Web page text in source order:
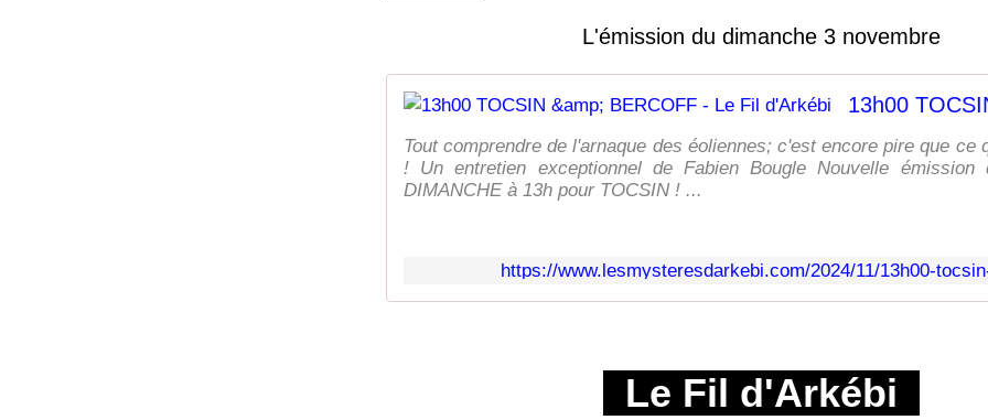
L'émission du dimanche 3 novembre
Tout comprendre de l'arnaque des éoliennes; c'est encore pire que ce
! Un entretien exceptionnel de Fabien Bougle Nouvelle émission
DIMANCHE à 13h pour TOCSIN ! ...
https://www.lesmysteresdarkebi.com/2024/11/13h00-
Le Fil d'Arkébi